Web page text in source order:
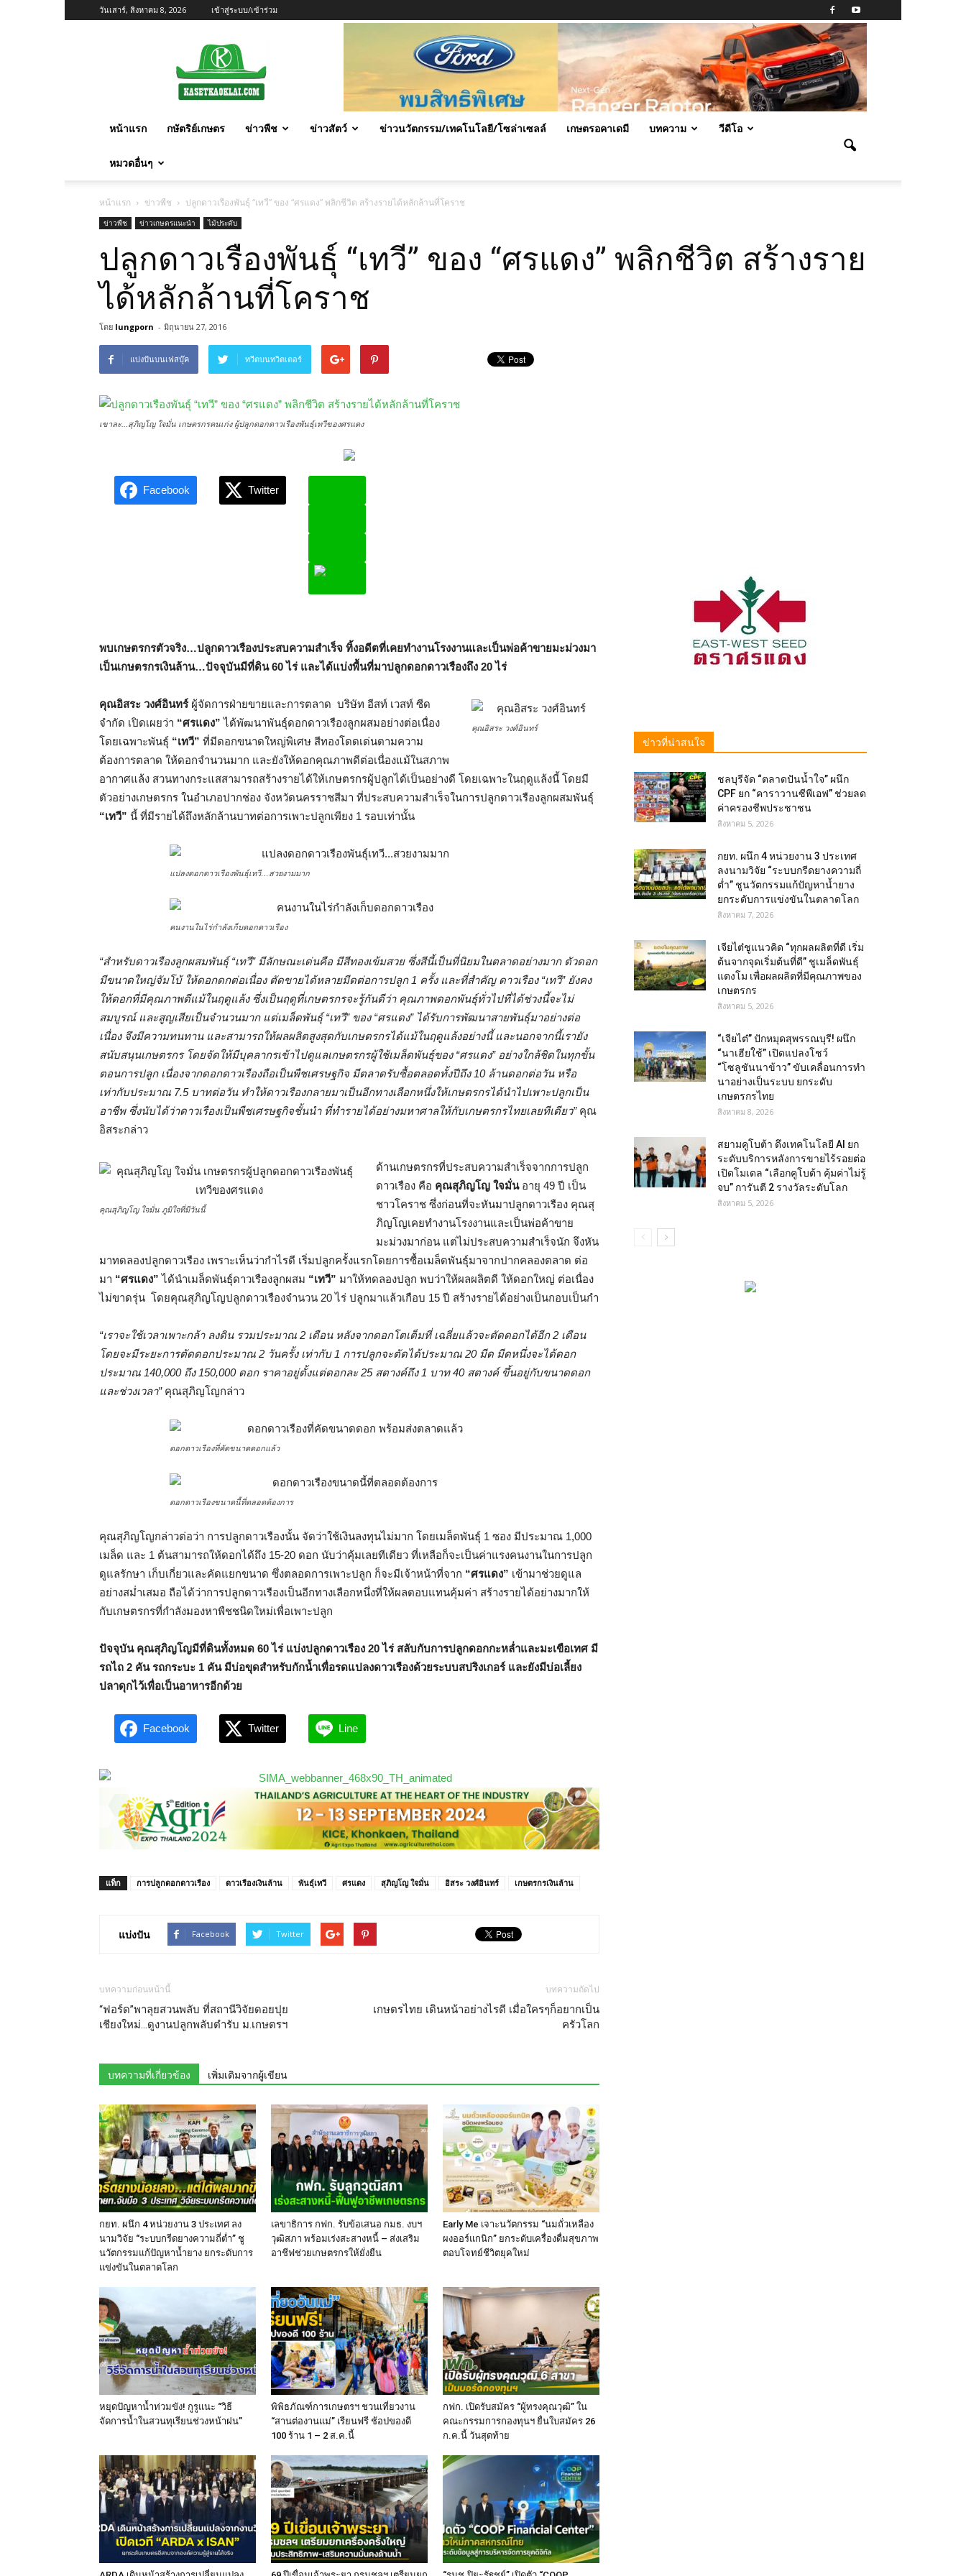
วันเสาร์, สิงหาคม 8, 2026 เข้าสู่ระบบ/เข้าร่วม
หน้าแรก กษัตริย์เกษตร ข่าวพืช ข่าวสัตว์ ข่าวนวัตกรรม/เทคโนโลยี/โซล่าเซลล์ เกษตรอคาเดมี บทความ วีดีโอ
หมวดอื่นๆ
หน้าแรก ข่าวพืช ปลูกดาวเรืองพันธุ์ “เทวี” ของ “ศรแดง” พลิกชีวิต สร้างรายได้หลักล้านที่โคราช
ข่าวพืช ข่าวเกษตรแนะนำ ไม้ประดับ
ปลูกดาวเรืองพันธุ์ “เทวี” ของ “ศรแดง” พลิกชีวิต สร้างราย
ได้หลักล้านที่โคราช
โดย lungporn - มิถุนายน 27, 2016
แบ่งปันบนเฟสบุ๊ค ทวีตบนทวิตเตอร์
เขาละ...สุภิญโญ ใจมั่น เกษตรกรคนเก่ง ผู้ปลูกดอกดาวเรืองพันธุ์เทวีของศรแดง
Facebook Twitter
พบเกษตรกรตัวจริง…ปลูกดาวเรืองประสบความสำเร็จ ทิ้งอดีตที่เคยทำงานโรงงานและเป็นพ่อค้าขายมะม่วงมา
เป็นเกษตรกรเงินล้าน…ปัจจุบันมีที่ดิน60 ไร่ และได้แบ่งพื้นที่มาปลูกดอกดาวเรืองถึง 20 ไร่
คุณอิสระ วงศ์อินทร์
คุณอิสระ วงศ์อินทร์ผู้จัดการฝ่ายขายและการตลาด บริษัท อีสท์ เวสท์ ซีด
จำกัด เปิดเผยว่า “ศรแดง” ได้พัฒนาพันธุ์ดอกดาวเรืองลูกผสมอย่างต่อเนื่อง
โดยเฉพาะพันธุ์ “เทวี” ที่มีดอกขนาดใหญ่พิเศษ สีทองโดดเด่นตามความ
ต้องการตลาด ให้ดอกจำนวนมาก และยังให้ดอกคุณภาพดีต่อเนื่องแม้ในสภาพ
อากาศแล้ง สวนทางกระแสสามารถสร้างรายได้ให้เกษตรกรผู้ปลูกได้เป็นอย่างดี โดยเฉพาะในฤดูแล้งนี้ โดยมี
ตัวอย่างเกษตรกร ในอำเภอปากช่อง จังหวัดนครราชสีมา ที่ประสบความสำเร็จในการปลูกดาวเรืองลูกผสมพันธุ์
“เทวี” นี้ ที่มีรายได้ถึงหลักล้านบาทต่อการเพาะปลูกเพียง 1 รอบเท่านั้น
แปลงดอกดาวเรืองพันธุ์เทวี…สวยงามมาก
คนงานในไร่กำลังเก็บดอกดาวเรือง
“สำหรับดาวเรืองลูกผสมพันธุ์ “เทวี” มีลักษณะเด่นคือ มีสีทองเข้มสวย ซึ่งสีนี้เป็นที่นิยมในตลาดอย่างมาก ตัวดอก
มีขนาดใหญ่จัมโบ้ ให้ดอกดกต่อเนื่อง ตัดขายได้หลายมีดต่อการปลูก 1 ครั้ง และที่สำคัญ ดาวเรือง “เทวี” ยังคง
ให้ดอกที่มีคุณภาพดีแม้ในฤดูแล้ง ซึ่งเป็นฤดูที่เกษตรกรจะรู้กันดีว่า คุณภาพดอกพันธุ์ทั่วไปที่ได้ช่วงนี้จะไม่
สมบูรณ์ และสูญเสียเป็นจำนวนมาก แต่เมล็ดพันธุ์ “เทวี” ของ “ศรแดง” ได้รับการพัฒนาสายพันธุ์มาอย่างต่อ
เนื่อง จึงมีความทนทาน และสามารถให้ผลผลิตสูงสุดกับเกษตรกรได้แม้ในฤดูแล้งอย่างนี้ และนอกจากนี้เรายัง
สนับสนุนเกษตรกร โดยจัดให้มีบุคลากรเข้าไปดูแลเกษตรกรผู้ใช้เมล็ดพันธุ์ของ “ศรแดง” อย่างใกล้ชิดในทุกขั้น
ตอนการปลูก เนื่องจากดอกดาวเรืองถือเป็นพืชเศรษฐกิจ มีตลาดรับซื้อตลอดทั้งปีถึง 10 ล้านดอกต่อวัน หรือ
เท่ากับประมาณ 7.5 บาทต่อวัน ทำให้ดาวเรืองกลายมาเป็นอีกทางเลือกหนึ่งให้เกษตรกรได้นำไปเพาะปลูกเป็น
อาชีพ ซึ่งนับได้ว่าดาวเรืองเป็นพืชเศรษฐกิจชั้นนำ ที่ทำรายได้อย่างมหาศาลให้กับเกษตรกรไทยเลยทีเดียว”คุณ
อิสระกล่าว
คุณสุภิญโญ ใจมั่น ภูมิใจที่มีวันนี้
ด้านเกษตรกรที่ประสบความสำเร็จจากการปลูก
ดาวเรือง คือ คุณสุภิญโญ ใจมั่นอายุ 49 ปี เป็น
ชาวโคราช ซึ่งก่อนที่จะหันมาปลูกดาวเรือง คุณสุ
ภิญโญเคยทำงานโรงงานและเป็นพ่อค้าขาย
มะม่วงมาก่อน แต่ไม่ประสบความสำเร็จนัก จึงหัน
มาทดลองปลูกดาวเรือง เพราะเห็นว่ากำไรดี เริ่มปลูกครั้งแรกโดยการซื้อเมล็ดพันธุ์มาจากปากคลองตลาด ต่อ
มา “ศรแดง” ได้นำเมล็ดพันธุ์ดาวเรืองลูกผสม “เทวี” มาให้ทดลองปลูก พบว่าให้ผลผลิตดี ให้ดอกใหญ่ ต่อเนื่อง
ไม่ขาดรุ่น โดยคุณสุภิญโญปลูกดาวเรืองจำนวน 20 ไร่ ปลูกมาแล้วเกือบ 15 ปี สร้างรายได้อย่างเป็นกอบเป็นกำ
“เราจะใช้เวลาเพาะกล้า ลงดิน รวมประมาณ 2 เดือน หลังจากดอกโตเต็มที่ เฉลี่ยแล้วจะตัดดอกได้อีก 2 เดือน
โดยจะมีระยะการตัดดอกประมาณ 2 วันครั้ง เท่ากับ 1 การปลูกจะตัดได้ประมาณ 20 มีด มีดหนึ่งจะได้ดอก
ประมาณ 140,000 ถึง 150,000 ดอก ราคาอยู่ตั้งแต่ดอกละ 25 สตางค์ถึง 1 บาท 40 สตางค์ ขึ้นอยู่กับขนาดดอก
และช่วงเวลา” คุณสุภิญโญกล่าว
ดอกดาวเรืองที่คัดขนาดดอกแล้ว
ดอกดาวเรืองขนาดนี้ที่ตลอดต้องการ
คุณสุภิญโญกล่าวต่อว่า การปลูกดาวเรืองนั้น จัดว่าใช้เงินลงทุนไม่มาก โดยเมล็ดพันธุ์ 1 ซอง มีประมาณ 1,000
เมล็ด และ 1 ต้นสามารถให้ดอกได้ถึง 15-20 ดอก นับว่าคุ้มเลยทีเดียว ที่เหลือก็จะเป็นค่าแรงคนงานในการปลูก
ดูแลรักษา เก็บเกี่ยวและคัดแยกขนาด ซึ่งตลอดการเพาะปลูก ก็จะมีเจ้าหน้าที่จาก “ศรแดง” เข้ามาช่วยดูแล
อย่างสม่ำเสมอ ถือได้ว่าการปลูกดาวเรืองเป็นอีกทางเลือกหนึ่งที่ให้ผลตอบแทนคุ้มค่า สร้างรายได้อย่างมากให้
กับเกษตรกรที่กำลังมองหาพืชชนิดใหม่เพื่อเพาะปลูก
ปัจจุบัน คุณสุภิญโญมีที่ดินทั้งหมด 60 ไร่ แบ่งปลูกดาวเรือง 20 ไร่ สลับกับการปลูกดอกกะหล่ำและมะเขือเทศ มี
รถไถ 2 คัน รถกระบะ 1 คัน มีบ่อขุดสำหรับกักน้ำเพื่อรดแปลงดาวเรืองด้วยระบบสปริงเกอร์ และยังมีบ่อเลี้ยง
ปลาดุกไว้เพื่อเป็นอาหารอีกด้วย
Facebook Twitter Line
แท็ก การปลูกดอกดาวเรือง ดาวเรืองเงินล้าน พันธุ์เทวี ศรแดง สุภิญโญ ใจมั่น อิสระ วงศ์อินทร์ เกษตรกรเงินล้าน
แบ่งปัน Facebook Twitter
บทความก่อนหน้านี้
“ฟอร์ด”พาลุยสวนพลับ ที่สถานีวิจัยดอยปุย
เชียงใหม่…ดูงานปลูกพลับตำรับ ม.เกษตรฯ
บทความถัดไป
เกษตรไทย เดินหน้าอย่างไรดี เมื่อใครๆก็อยากเป็น
ครัวโลก
บทความที่เกี่ยวข้อง เพิ่มเติมจากผู้เขียน
กยท. ผนึก 4 หน่วยงาน 3 ประเทศ ลง
นามวิจัย “ระบบกรีดยางความถี่ต่ำ” ชู
นวัตกรรมแก้ปัญหาน้ำยาง ยกระดับการ
แข่งขันในตลาดโลก
เลขาธิการ กฟก. รับข้อเสนอ กมธ. งบฯ
วุฒิสภา พร้อมเร่งสะสางหนี้ – ส่งเสริม
อาชีฟช่วยเกษตรกรให้ยั่งยืน
Early Me เจาะนวัตกรรม “นมถั่วเหลือง
ผงออร์แกนิก” ยกระดับเครื่องดื่มสุขภาพ
ตอบโจทย์ชีวิตยุคใหม่
หยุดปัญหาน้ำท่วมขัง! กูรูแนะ “วิธี
จัดการน้ำในสวนทุเรียนช่วงหน้าฝน”
พิพิธภัณฑ์การเกษตรฯ ชวนเที่ยวงาน
“สานต่องานแม่” เรียนฟรี ช้อปของดี
100 ร้าน 1 – 2 ส.ค.นี้
กฟก. เปิดรับสมัคร “ผู้ทรงคุณวุฒิ” ใน
คณะกรรมการกองทุนฯ ยื่นใบสมัคร 26
ก.ค.นี้ วันสุดท้าย
ข่าวที่น่าสนใจ
ชลบุรีจัด “ตลาดปันน้ำใจ” ผนึก
CPF ยก “คาราวานซีพีเอฟ” ช่วยลด
ค่าครองชีพประชาชน
สิงหาคม 5, 2026
กยท. ผนึก 4 หน่วยงาน 3 ประเทศ
ลงนามวิจัย “ระบบกรีดยางความถี่
ต่ำ” ชูนวัตกรรมแก้ปัญหาน้ำยาง
ยกระดับการแข่งขันในตลาดโลก
สิงหาคม 7, 2026
เจียไต๋ชูแนวคิด “ทุกผลผลิตที่ดี เริ่ม
ต้นจากจุดเริ่มต้นที่ดี” ชูเมล็ดพันธุ์
แตงโม เพื่อผลผลิตที่มีคุณภาพของ
เกษตรกร
สิงหาคม 5, 2026
“เจียไต๋” ปักหมุดสุพรรณบุรี! ผนึก
“นาเฮียใช้” เปิดแปลงโชว์
“โซลูชันนาข้าว” ขับเคลื่อนการทำ
นาอย่างเป็นระบบ ยกระดับ
เกษตรกรไทย
สิงหาคม 8, 2026
สยามคูโบต้า ดึงเทคโนโลยี AI ยก
ระดับบริการหลังการขายไร้รอยต่อ
เปิดโมเดล “เลือกคูโบต้า คุ้มค่าไม่รู้
จบ” การันตี 2 รางวัลระดับโลก
สิงหาคม 5, 2026